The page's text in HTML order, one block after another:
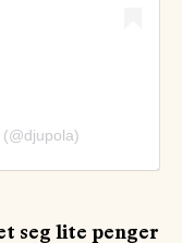
seg lite penger